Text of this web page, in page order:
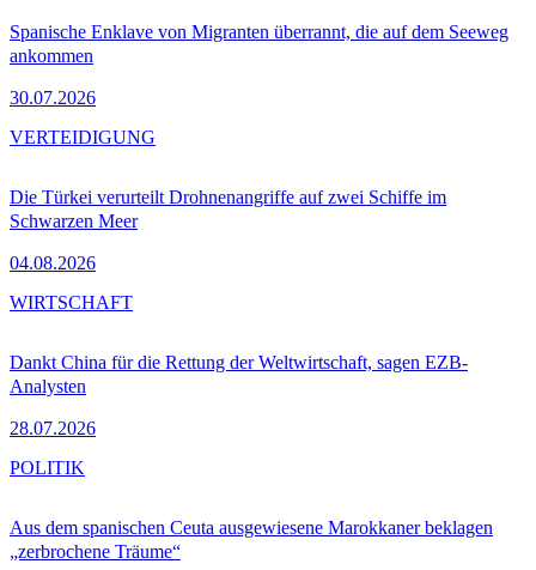
Spanische Enklave von Migranten überrannt, die auf dem Seeweg
ankommen
30.07.2026
Die Türkei verurteilt Drohnenangriffe auf zwei Schiffe im
Schwarzen Meer
04.08.2026
VERTEIDIGUNG
Dankt China für die Rettung der Weltwirtschaft, sagen EZB-
Analysten
28.07.2026
WIRTSCHAFT
Aus dem spanischen Ceuta ausgewiesene Marokkaner beklagen
„zerbrochene Träume“
POLITIK